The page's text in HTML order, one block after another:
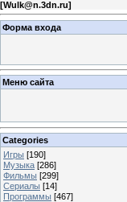
[Wulk@n.3dn.ru]
Форма входа
Меню сайта
Categories
Игры [190]
Музыка [286]
Фильмы [299]
Сериалы [14]
Программы [467]